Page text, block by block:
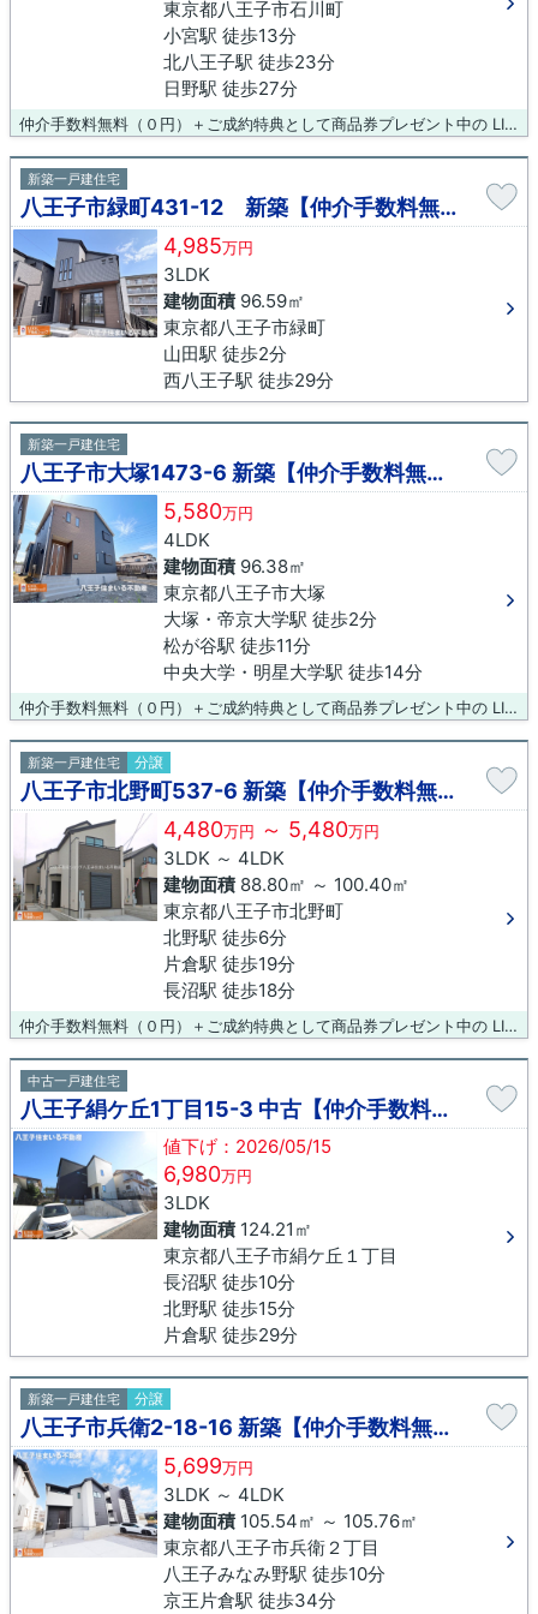
東京都八王子市石川町
小宮駅 徒歩13分
北八王子駅 徒歩23分
日野駅 徒歩27分
仲介手数料無料（０円）＋ご成約特典として商品券プレゼント中の LIXIL不動産ショップ八王子住まいる不動産にお任せください！
新築一戸建住宅
八王子市緑町431-12 新築【仲介手数料無料】
4,985万円
3LDK
建物面積96.59㎡
東京都八王子市緑町
山田駅 徒歩2分
西八王子駅 徒歩29分
新築一戸建住宅
八王子市大塚1473-6 新築【仲介手数料無料】
5,580万円
4LDK
建物面積96.38㎡
東京都八王子市大塚
大塚・帝京大学駅 徒歩2分
松が谷駅 徒歩11分
中央大学・明星大学駅 徒歩14分
仲介手数料無料（０円）＋ご成約特典として商品券プレゼント中の LIXIL不動産ショップ八王子住まいる不動産にお任せください！
新築一戸建住宅 分譲
八王子市北野町537-6 新築【仲介手数料無料】
4,480万円 ～ 5,480万円
3LDK ～ 4LDK
建物面積88.80㎡ ～ 100.40㎡
東京都八王子市北野町
北野駅 徒歩6分
片倉駅 徒歩19分
長沼駅 徒歩18分
仲介手数料無料（０円）＋ご成約特典として商品券プレゼント中の LIXIL不動産ショップ八王子住まいる不動産にお任せください！
中古一戸建住宅
八王子絹ケ丘1丁目15-3 中古【仲介手数料無料】
値下げ：2026/05/15
6,980万円
3LDK
建物面積124.21㎡
東京都八王子市絹ケ丘１丁目
長沼駅 徒歩10分
北野駅 徒歩15分
片倉駅 徒歩29分
新築一戸建住宅 分譲
八王子市兵衛2-18-16 新築【仲介手数料無料】
5,699万円
3LDK ～ 4LDK
建物面積105.54㎡ ～ 105.76㎡
東京都八王子市兵衛２丁目
八王子みなみ野駅 徒歩10分
京王片倉駅 徒歩34分